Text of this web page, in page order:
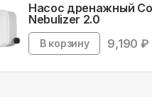
Насос дренажный
Nebulizer 2.0
В корзину 9,190 ₽